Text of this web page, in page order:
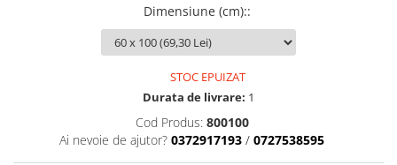
Dimensiune (cm)::
STOC EPUIZAT
Durata de livrare: 1
Cod Produs: 800100
Ai nevoie de ajutor? 0372917193 / 0727538595